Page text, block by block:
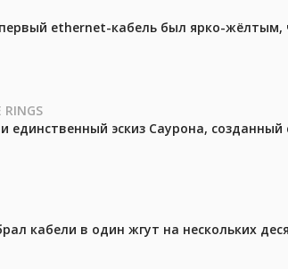
ethernet-кабель был ярко-жёлтым,
RINGS
единственный эскиз Саурона,
кабели в один жгут на нескольких